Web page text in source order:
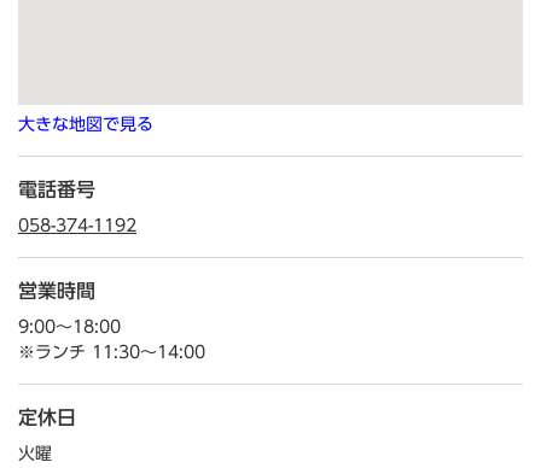
大きな地図で見る
電話番号
058-374-1192
営業時間
9:00～18:00
※ランチ 11:30～14:00
定休日
火曜